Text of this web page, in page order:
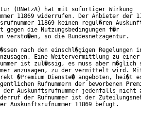
(BNetzA) hat mit sofortiger Wirkung
11869 widerrufen. Der Anbieter der
11869 keinen regul�ren
gegen die Nutzungsbedingungen f�r
versto�en, so die
nach den einschl�gigen Regelungen
Eine Weitervermittlung zu einer
ist zul�ssig, es muss aber m�glich
anzusagen, zu der vermittelt wird.
�Premium Dienste� angeboten, hei�t
Rufnummern der beworbenen
der Auskunftsrufnummer jedenfalls nicht
der Rufnummer ist der
der Auskunftsrufnummer 11869